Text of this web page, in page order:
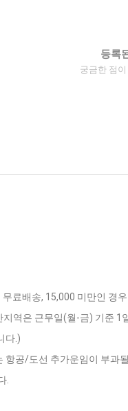
등록
궁금한 점
무료배송, 15,000 미만인 경
역은 근무일(월-금) 기준
다.)
항공/도선 추가운임이 부과
.